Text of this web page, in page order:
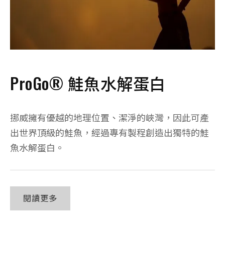
ProGo® 鮭魚水解蛋白
挪威擁有優越的地理位置、潔淨的峽灣，因此可產
出世界頂級的鮭魚，經過專有製程創造出獨特的鮭
魚水解蛋白。
閱讀更多